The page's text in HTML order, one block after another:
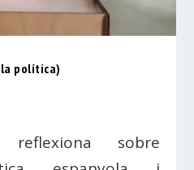
política)
reflexiona sobre